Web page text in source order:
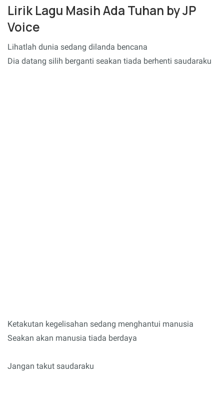
Lirik Lagu Masih Ada Tuhan by JP
Voice
Lihatlah dunia sedang dilanda bencana
Dia datang silih berganti seakan tiada berhenti saudaraku
Ketakutan kegelisahan sedang menghantui manusia
Seakan akan manusia tiada berdaya
Jangan takut saudaraku